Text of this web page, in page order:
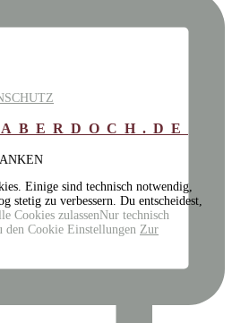
Einige sind technisch notwendig,
stetig zu verbessern. Du entscheidest,
Cookies zulassenNur technisch
den Cookie Einstellungen Zur